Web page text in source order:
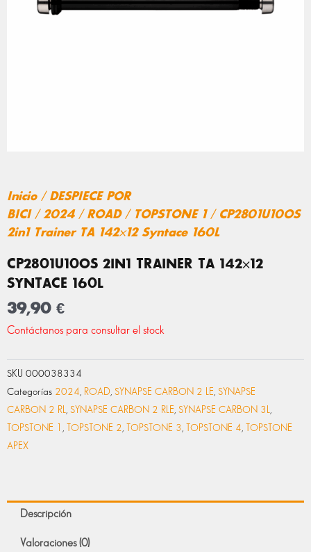
Inicio/ DESPIECE POR
BICI/ 2024/ ROAD/ TOPSTONE 1/ CP2801U10OS
2in1 Trainer TA 142×12 Syntace 160L
CP2801U10OS 2IN1 TRAINER TA 142×12
SYNTACE 160L
39,90 €
Contáctanos para consultar el stock
SKU 000038334
Categorías 2024 ROAD SYNAPSE CARBON 2 LE SYNAPSE
CARBON 2 RL
SYNAPSE CARBON 2 RLE SYNAPSE CARBON 3L
TOPSTONE 1
TOPSTONE 2 TOPSTONE 3 TOPSTONE 4
TOPSTONE
APEX
Descripción
Valoraciones (0)